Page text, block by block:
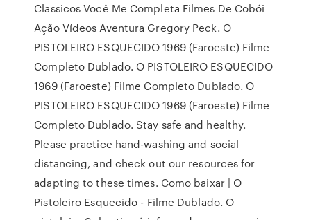
Classicos Você Me Completa Filmes De Cobói
Ação Vídeos Aventura Gregory Peck. O
PISTOLEIRO ESQUECIDO 1969 (Faroeste) Filme
Completo Dublado. O PISTOLEIRO ESQUECIDO
1969 (Faroeste) Filme Completo Dublado. O
PISTOLEIRO ESQUECIDO 1969 (Faroeste) Filme
Completo Dublado. Stay safe and healthy.
Please practice hand-washing and social
distancing, and check out our resources for
adapting to these times. Como baixar | O
Pistoleiro Esquecido - Filme Dublado. O